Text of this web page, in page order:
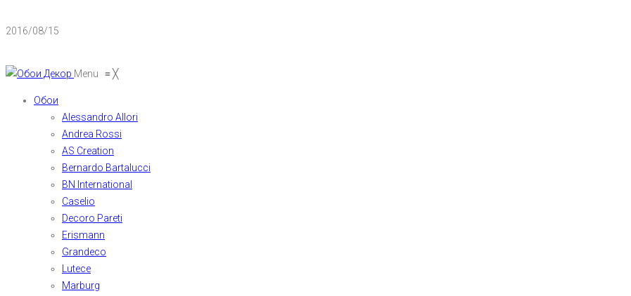
2016/08/15
Menu ≡╳
Обои
Alessandro Allori
Andrea Rossi
AS Creation
Bernardo Bartalucci
BN International
Caselio
Decoro Pareti
Erismann
Grandeco
Lutece
Marburg